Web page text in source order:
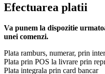
Efectuarea platii
Va punem la dispozitie
unei comenzi.
Plata ramburs, numerar, prin
Plata prin POS la livrare prin
Plata integrala prin card bancar